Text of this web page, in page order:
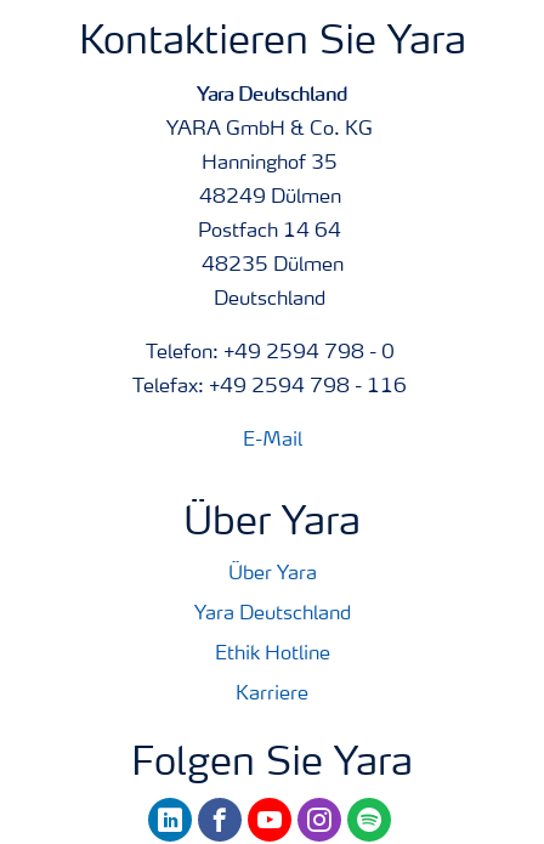
Kontaktieren Sie Yara
Yara Deutschland
YARA GmbH & Co. KG
Hanninghof 35
48249 Dülmen
Postfach 14 64
48235 Dülmen
Deutschland
Telefon: +49 2594 798 - 0
Telefax: +49 2594 798 - 116
E-Mail
Über Yara
Über Yara
Yara Deutschland
Ethik Hotline
Karriere
Folgen Sie Yara
linkedinfacebookyoutubeinstagram
spotify